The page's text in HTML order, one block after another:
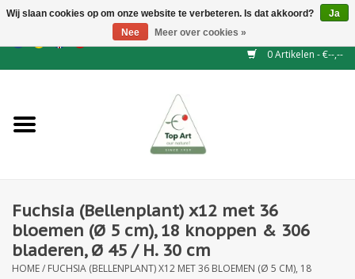
EUR/GBP/CHF
0 Artikelen - €--,--
NIEUW
Binderij
Kunstbloemen
Fuchsia (Bellenplant) x12 met 36
bloemen (Ø 5 cm), 18 knoppen & 306
bladeren, Ø 45 / H. 30 cm
HOME/ FUCHSIA (BELLENPLANT) X12 MET 36 BLOEMEN (Ø 5 CM), 18
Wij slaan cookies op om onze website te verbeteren. Is dat akkoord?
Ja
Nee
Meer over cookies »